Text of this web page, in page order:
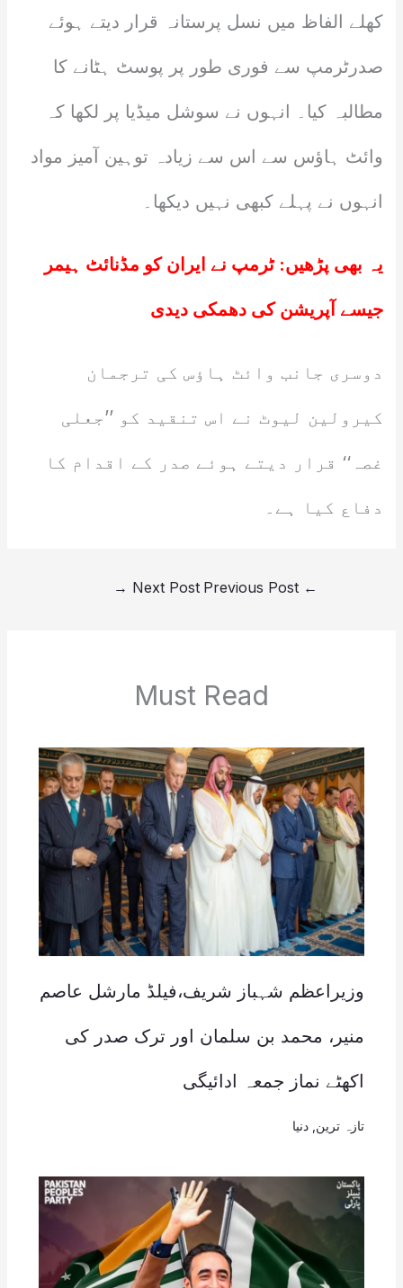
کھلے الفاظ میں نسل پرستانہ قرار دیتے ہوئے
صدرٹرمپ سے فوری طور پر پوسٹ ہٹانے کا
مطالبہ کیا۔ انہوں نے سوشل میڈیا پر لکھا کہ
وائٹ ہاؤس سے اس سے زیادہ توہین آمیز مواد
انہوں نے پہلے کبھی نہیں دیکھا۔
یہ بھی پڑھیں:ٹرمپ نے ایران کو مڈنائٹ ہیمر
جیسے آپریشن کی دھمکی دیدی
دوسری جانب وائٹ ہاؤس کی ترجمان
کیرولین لیوٹ نے اس تنقید کو ’’جعلی
غصہ‘‘ قرار دیتے ہوئے صدر کے اقدام کا
دفاع کیا ہے۔
←
Next Post
→
Must Read
وزیراعظم شہباز شریف،فیلڈ مارشل عاصم
منیر، محمد بن سلمان اور ترک صدر کی
اکھٹے نماز جمعہ ادائیگی
تازہ ترین دنیا